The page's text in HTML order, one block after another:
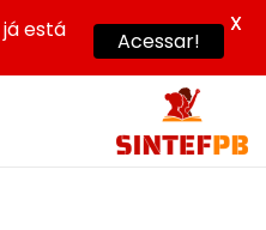
já está
Acessar!
X